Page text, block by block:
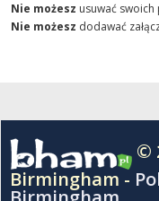
Nie możesz usuwać
Nie możesz dodawać
©
Birmingham -